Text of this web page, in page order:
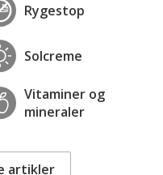
Rygestop
Solcreme
Vitaminer og
mineraler
artikler